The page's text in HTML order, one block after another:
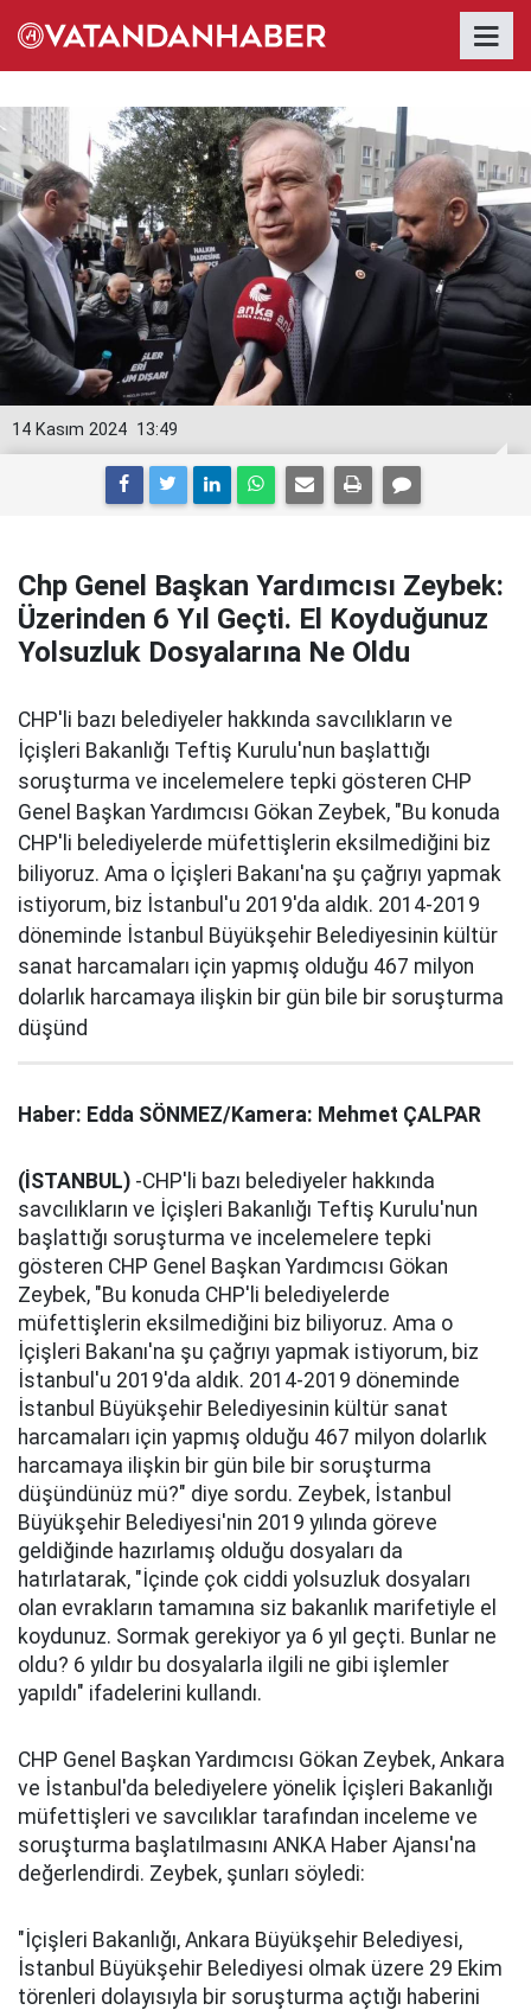
13:49
14 Kasım 2024
Chp Genel Başkan Yardımcısı Zeybek:
Üzerinden 6 Yıl Geçti. El Koyduğunuz
Yolsuzluk Dosyalarına Ne Oldu
CHP'li bazı belediyeler hakkında savcılıkların ve
İçişleri Bakanlığı Teftiş Kurulu'nun başlattığı
soruşturma ve incelemelere tepki gösteren CHP
Genel Başkan Yardımcısı Gökan Zeybek, "Bu konuda
CHP'li belediyelerde müfettişlerin eksilmediğini biz
biliyoruz. Ama o İçişleri Bakanı'na şu çağrıyı yapmak
istiyorum, biz İstanbul'u 2019'da aldık. 2014-2019
döneminde İstanbul Büyükşehir Belediyesinin kültür
sanat harcamaları için yapmış olduğu 467 milyon
dolarlık harcamaya ilişkin bir gün bile bir soruşturma
düşünd
Haber: Edda SÖNMEZ/Kamera: Mehmet ÇALPAR
(İSTANBUL) -CHP'li bazı belediyeler hakkında
savcılıkların ve İçişleri Bakanlığı Teftiş Kurulu'nun
başlattığı soruşturma ve incelemelere tepki
gösteren CHP Genel Başkan Yardımcısı Gökan
Zeybek, "Bu konuda CHP'li belediyelerde
müfettişlerin eksilmediğini biz biliyoruz. Ama o
İçişleri Bakanı'na şu çağrıyı yapmak istiyorum, biz
İstanbul'u 2019'da aldık. 2014-2019 döneminde
İstanbul Büyükşehir Belediyesinin kültür sanat
harcamaları için yapmış olduğu 467 milyon dolarlık
harcamaya ilişkin bir gün bile bir soruşturma
düşündünüz mü?" diye sordu. Zeybek, İstanbul
Büyükşehir Belediyesi'nin 2019 yılında göreve
geldiğinde hazırlamış olduğu dosyaları da
hatırlatarak, "İçinde çok ciddi yolsuzluk dosyaları
olan evrakların tamamına siz bakanlık marifetiyle el
koydunuz. Sormak gerekiyor ya 6 yıl geçti. Bunlar ne
oldu? 6 yıldır bu dosyalarla ilgili ne gibi işlemler
yapıldı" ifadelerini kullandı.
CHP Genel Başkan Yardımcısı Gökan Zeybek, Ankara
ve İstanbul'da belediyelere yönelik İçişleri Bakanlığı
müfettişleri ve savcılıklar tarafından inceleme ve
soruşturma başlatılmasını ANKA Haber Ajansı'na
değerlendirdi. Zeybek, şunları söyledi:
"İçişleri Bakanlığı, Ankara Büyükşehir Belediyesi,
İstanbul Büyükşehir Belediyesi olmak üzere 29 Ekim
törenleri dolayısıyla bir soruşturma açtığı haberini